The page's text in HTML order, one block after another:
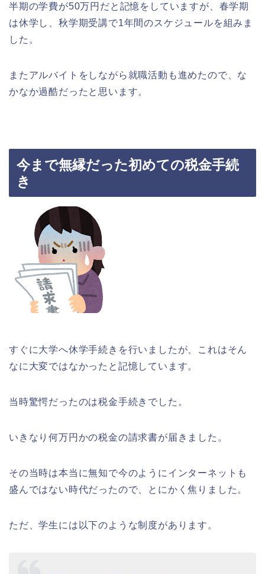
半期の学費が50万円だと記憶をしていますが、春学期
は休学し、秋学期受講で1年間のスケジュールを組みま
した。
またアルバイトをしながら就職活動も進めたので、な
かなか過酷だったと思います。
今まで無縁だった初めての税金手続
き
すぐに大学へ休学手続きを行いましたが、これはそん
なに大変ではなかったと記憶しています。
当時驚愕だったのは税金手続きでした。
いきなり何万円かの税金の請求書が届きました。
その当時は本当に無知で今のようにインターネットも
盛んではない時代だったので、とにかく焦りました。
ただ、学生には以下のような制度があります。